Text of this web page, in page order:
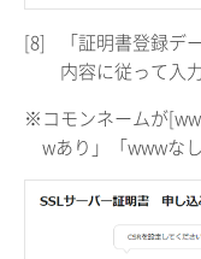
[8]
「証明書登録
内容に従って入
※コモンネームが
wあり」「wwwな